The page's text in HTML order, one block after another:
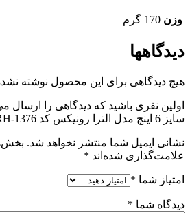
وزن 170 گرم
دیدگاهها
هیچ دیدگاهی برای این محصول نوشته
اولین نفری باشید که دیدگاهی را ارسال
سایز 6 اینچ مدل الترا رونیکس کد RH-1376”
نشانی ایمیل شما منتشر نخواهد شد.
علامت‌گذاری شده‌اند *
امتیاز شما *
دیدگاه شما *